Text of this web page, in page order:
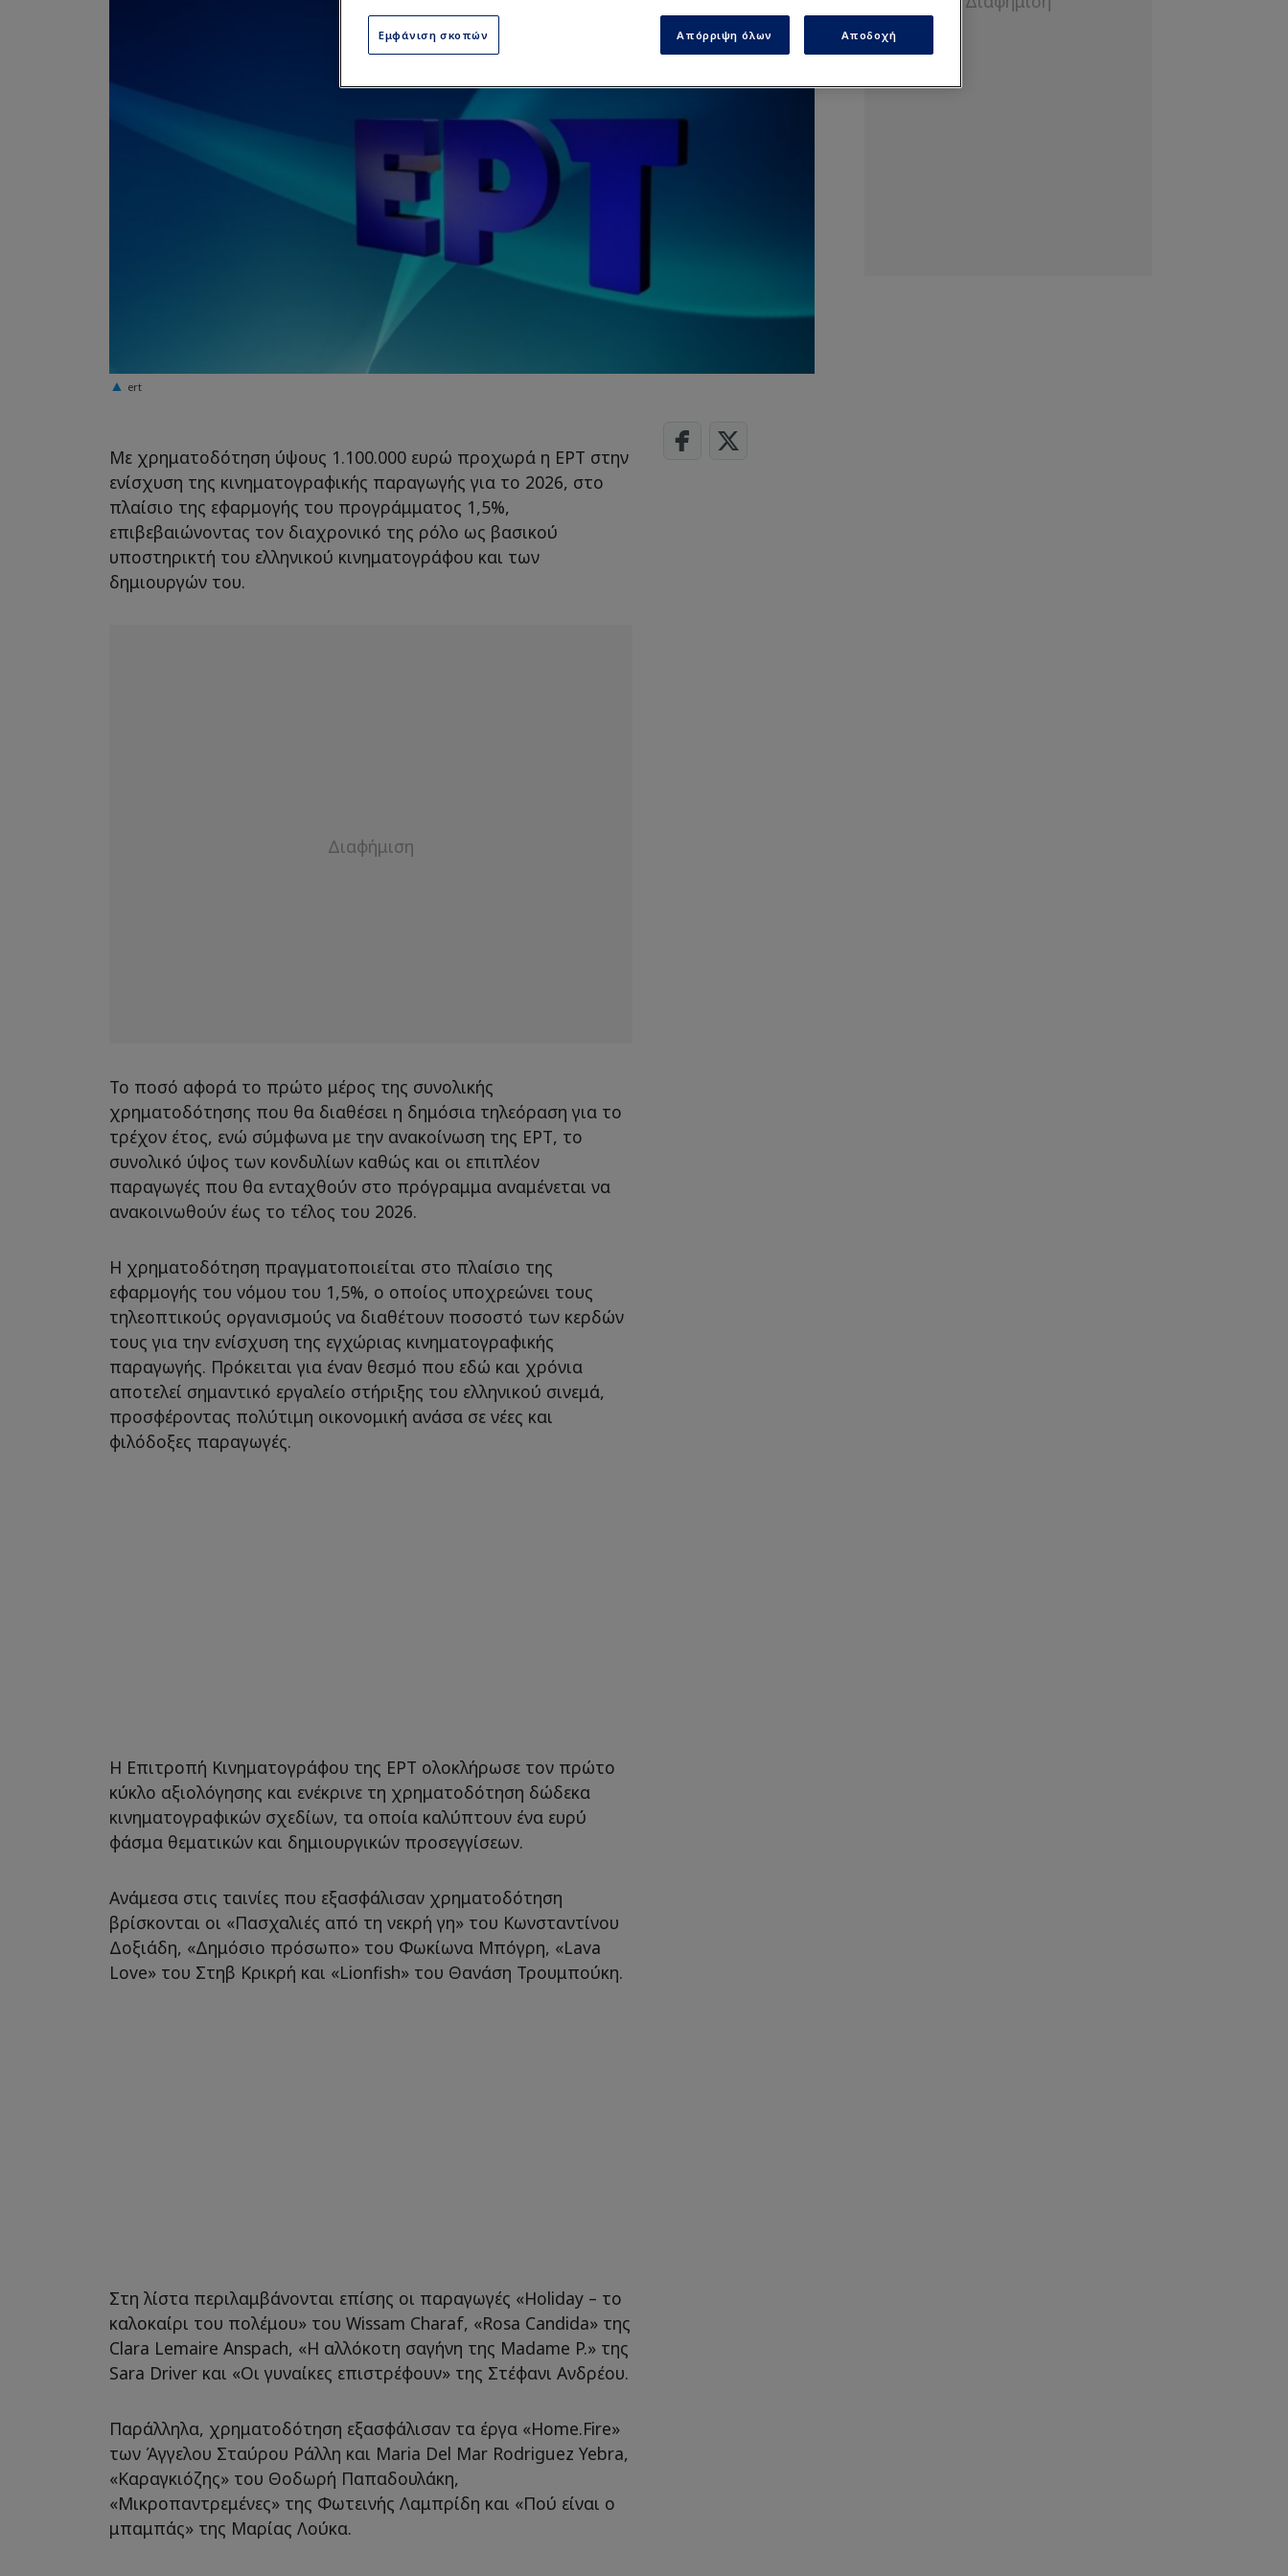
ert
Με χρηματοδότηση ύψους 1.100.000 ευρώ προχωρά η ΕΡΤ στην
ενίσχυση της κινηματογραφικής παραγωγής για το 2026, στο
πλαίσιο της εφαρμογής του προγράμματος 1,5%,
επιβεβαιώνοντας τον διαχρονικό της ρόλο ως βασικού
υποστηρικτή του ελληνικού κινηματογράφου και των
δημιουργών του.
Το ποσό αφορά το πρώτο μέρος της συνολικής
χρηματοδότησης που θα διαθέσει η δημόσια τηλεόραση για το
τρέχον έτος, ενώ σύμφωνα με την ανακοίνωση της ΕΡΤ, το
συνολικό ύψος των κονδυλίων καθώς και οι επιπλέον
παραγωγές που θα ενταχθούν στο πρόγραμμα αναμένεται να
ανακοινωθούν έως το τέλος του 2026.
Η χρηματοδότηση πραγματοποιείται στο πλαίσιο της
εφαρμογής του νόμου του 1,5%, ο οποίος υποχρεώνει τους
τηλεοπτικούς οργανισμούς να διαθέτουν ποσοστό των κερδών
τους για την ενίσχυση της εγχώριας κινηματογραφικής
παραγωγής. Πρόκειται για έναν θεσμό που εδώ και χρόνια
αποτελεί σημαντικό εργαλείο στήριξης του ελληνικού σινεμά,
προσφέροντας πολύτιμη οικονομική ανάσα σε νέες και
φιλόδοξες παραγωγές.
Η Επιτροπή Κινηματογράφου της ΕΡΤ ολοκλήρωσε τον πρώτο
κύκλο αξιολόγησης και ενέκρινε τη χρηματοδότηση δώδεκα
κινηματογραφικών σχεδίων, τα οποία καλύπτουν ένα ευρύ
φάσμα θεματικών και δημιουργικών προσεγγίσεων.
Ανάμεσα στις ταινίες που εξασφάλισαν χρηματοδότηση
βρίσκονται οι «Πασχαλιές από τη νεκρή γη» του Κωνσταντίνου
Δοξιάδη, «Δημόσιο πρόσωπο» του Φωκίωνα Μπόγρη, «Lava
Love» του Στηβ Κρικρή και «Lionfish» του Θανάση Τρουμπούκη.
Στη λίστα περιλαμβάνονται επίσης οι παραγωγές «Holiday – το
καλοκαίρι του πολέμου» του Wissam Charaf, «Rosa Candida» της
Clara Lemaire Anspach, «Η αλλόκοτη σαγήνη της Madame P.» της
Sara Driver και «Οι γυναίκες επιστρέφουν» της Στέφανι Ανδρέου.
Παράλληλα, χρηματοδότηση εξασφάλισαν τα έργα «Home.Fire»
των Άγγελου Σταύρου Ράλλη και Maria Del Mar Rodriguez Yebra,
«Καραγκιόζης» του Θοδωρή Παπαδουλάκη,
«Μικροπαντρεμένες» της Φωτεινής Λαμπρίδη και «Πού είναι ο
μπαμπάς» της Μαρίας Λούκα.
Εμφάνιση σκοπών Απόρριψη όλων Αποδοχή